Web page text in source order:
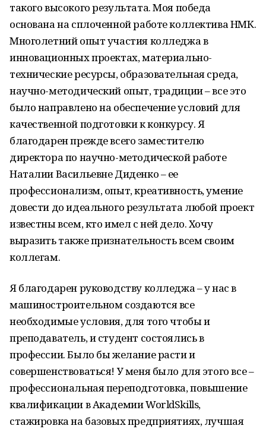
такого высокого результата. Моя победа
основана на сплоченной работе коллектива НМК.
Многолетний опыт участия колледжа в
инновационных проектах, материально-
технические ресурсы, образовательная среда,
научно-методический опыт, традиции – все это
было направлено на обеспечение условий для
качественной подготовки к конкурсу. Я
благодарен прежде всего заместителю
директора по научно-методической работе
Наталии Васильевне Диденко – ее
профессионализм, опыт, креативность, умение
довести до идеального результата любой проект
известны всем, кто имел с ней дело. Хочу
выразить также признательность всем своим
коллегам.
Я благодарен руководству колледжа – у нас в
машиностроительном создаются все
необходимые условия, для того чтобы и
преподаватель, и студент состоялись в
профессии. Было бы желание расти и
совершенствоваться! У меня было для этого все –
профессиональная переподготовка, повышение
квалификации в Академии WorldSkills,
стажировка на базовых предприятиях, лучшая